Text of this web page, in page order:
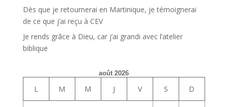
Dès que je retournerai en Martinique, je témoignerai
de ce que j’ai reçu à CEV
Je rends grâce à Dieu, car j’ai grandi avec l’atelier
biblique
août 2026
L M M J V S D